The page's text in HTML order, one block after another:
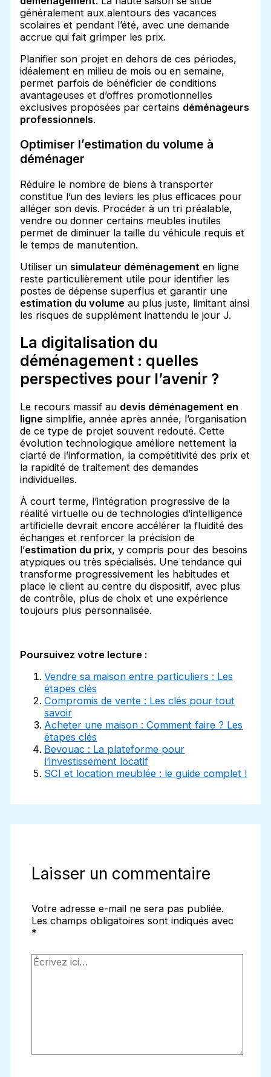
généralement aux alentours des vacances
scolaires et pendant l’été, avec une demande
accrue qui fait grimper les prix.
Planifier son projet en dehors de ces périodes,
idéalement en milieu de mois ou en semaine,
permet parfois de bénéficier de conditions
avantageuses et d’offres promotionnelles
exclusives proposées par certains déménageurs
professionnels.
Optimiser l’estimation du volume à
déménager
Réduire le nombre de biens à transporter
constitue l’un des leviers les plus efficaces pour
alléger son devis. Procéder à un tri préalable,
vendre ou donner certains meubles inutiles
permet de diminuer la taille du véhicule requis et
le temps de manutention.
Utiliser unsimulateur déménagement en ligne
reste particulièrement utile pour identifier les
postes de dépense superflus et garantir une
estimation du volume au plus juste, limitant ainsi
les risques de supplément inattendu le jour J.
La digitalisation du
déménagement : quelles
perspectives pour l’avenir ?
Le recours massif au devis déménagement en
ligne simplifie, année après année, l’organisation
de ce type de projet souvent redouté. Cette
évolution technologique améliore nettement la
clarté de l’information, la compétitivité des prix et
la rapidité de traitement des demandes
individuelles.
À court terme, l’intégration progressive de la
réalité virtuelle ou de technologies d’intelligence
artificielle devrait encore accélérer la fluidité des
échanges et renforcer la précision de
l’estimation du prix, y compris pour des besoins
atypiques ou très spécialisés. Une tendance qui
transforme progressivement les habitudes et
place le client au centre du dispositif, avec plus
de contrôle, plus de choix et une expérience
toujours plus personnalisée.
Poursuivez votre lecture :
Vendre sa maison entre particuliers : Les
étapes clés
Compromis de vente : Les clés pour tout
savoir
Acheter une maison : Comment faire ? Les
étapes clés
Bevouac : La plateforme pour
l’investissement locatif
SCI et location meublée : le guide complet !
Laisser un commentaire
Votre adresse e-mail ne sera pas publiée.
Les champs obligatoires sont indiqués avec
*
Écrivez